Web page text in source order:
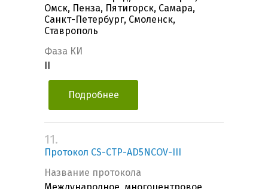
Омск, Пенза, Пятигорск, Самара,
Санкт-Петербург, Смоленск,
Ставрополь
Фаза КИ
Подробнее
11.
Протокол CS-CTP-AD5NCOV-III
Название протокола